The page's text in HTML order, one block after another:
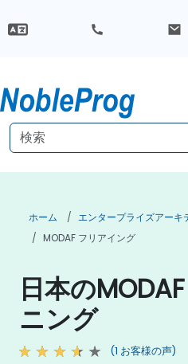
ホーム
エンタープライズアーキ
MODAF フリアイング
日本の
ニング
(1 お客様の声)